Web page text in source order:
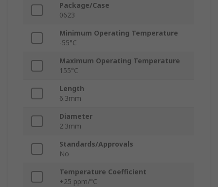
Package/Case
0623
Minimum Operating Temperature
-55°C
Maximum Operating Temperature
155°C
Length
6.3mm
Diameter
2.3mm
Standards/Approvals
No
Temperature Coefficient
+25 ppm/°C